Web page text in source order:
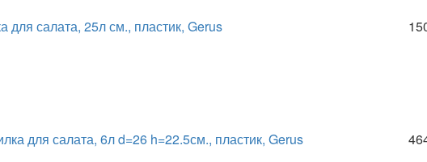
для салата, 25л см., пластик, Gerus
для салата, 6л d=26 h=22.5см., пластик, Gerus